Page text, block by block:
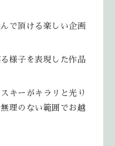
で頂ける楽しい企画
様子を表現した作品
キーがキラリと光り
理のない範囲でお越